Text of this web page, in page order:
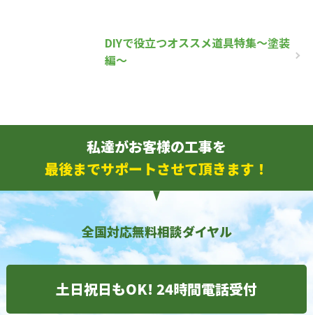
DIYで役立つオススメ道具特集～塗装
編～
私達がお客様の工事を
最後までサポートさせて頂きます！
全国対応無料相談ダイヤル
土日祝日もOK! 24時間電話受付